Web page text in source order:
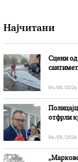
Најчитани
Сцени од
04/08/2026
отфрли
06/08/2026